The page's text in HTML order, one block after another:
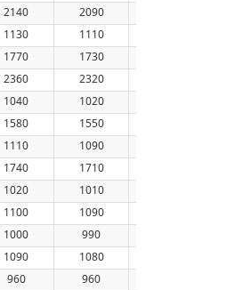
2140 2090
1130 1110
1770 1730
2360 2320
1040 1020
1580 1550
1110 1090
1740 1710
1020 1010
1100 1090
1000 990
1090 1080
960 960